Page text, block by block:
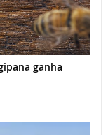
ganha